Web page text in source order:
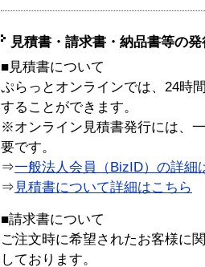
見積書・請求書・納品書等の
■見積書について
ぷらっとオンラインでは、24時
することができます。
※オンライン見積書発行には、
要です。
⇒一般法人会員（BizID）の詳細
⇒ 見積書について詳細はこちら
■請求書について
ご注文時に希望されたお客様に
しております。